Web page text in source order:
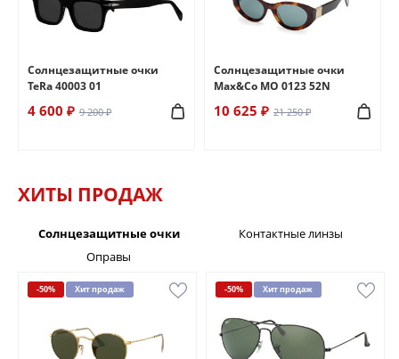
Солнцезащитные очки
TeRa 40003 01
4 600 ₽ 9 200 ₽
Солнцезащитные очки
Max&Co MO 0123 52N
10 625 ₽ 21 250 ₽
ХИТЫ ПРОДАЖ
Солнцезащитные очки
Контактные линзы
Оправы
-50% Хит продаж -50% Хит продаж